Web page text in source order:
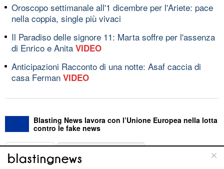
Oroscopo settimanale all'1 dicembre per l'Ariete: pace
nella coppia, single più vivaci
Il Paradiso delle signore 11: Marta soffre per l'assenza
di Enrico e Anita VIDEO
Anticipazioni Racconto di una notte: Asaf caccia di
casa Ferman VIDEO
Blasting News lavora con l’Unione Europea nella lotta
contro le fake news
ABOUT